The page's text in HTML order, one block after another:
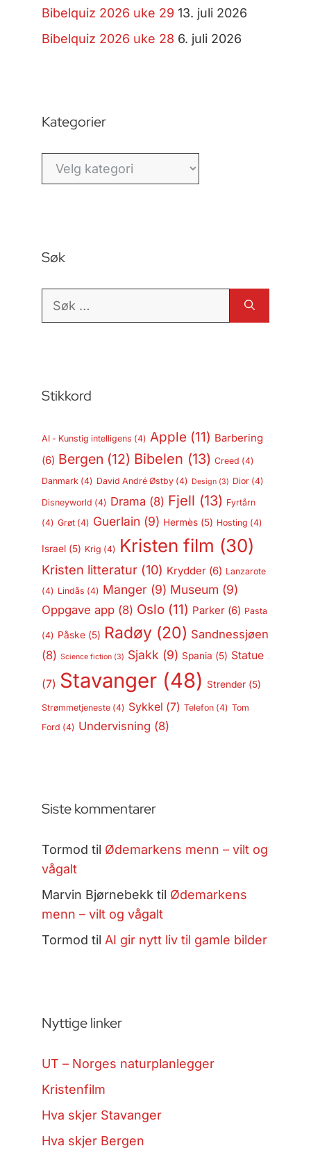
Bibelquiz 2026 uke 29 13. juli 2026
Bibelquiz 2026 uke 28 6. juli 2026
Kategorier
Kategorier
Søk
Søk
Stikkord
AI - Kunstig intelligens (4) Apple (11) Barbering
(6) Bergen (12) Bibelen (13) Creed (4)
Danmark(4) David André Østby(4) Design(3) Dior(4)
Disneyworld (4) Drama (8) Fjell (13) Fyrtårn
(4) Grøt(4) Guerlain (9) Hermès(5) Hosting (4)
Israel(5) Krig (4) Kristen film (30)
Kristen litteratur(10) Krydder(6) Lanzarote
(4) Lindås (4) Manger(9) Museum (9)
Oppgave app(8) Oslo(11) Parker(6) Pasta
(4) Påske(5) Radøy(20) Sandnessjøen
(8) Science fiction(3) Sjakk (9) Spania (5) Statue
(7) Stavanger(48) Strender(5)
Strømmetjeneste(4) Sykkel (7) Telefon(4) Tom
Ford (4) Undervisning (8)
Siste kommentarer
Tormod til Ødemarkens menn – vilt og
vågalt
Marvin Bjørnebekk til Ødemarkens
menn – vilt og vågalt
Tormod til AI gir nytt liv til gamle bilder
Nyttige linker
UT – Norges naturplanlegger
Kristenfilm
Hva skjer Stavanger
Hva skjer Bergen